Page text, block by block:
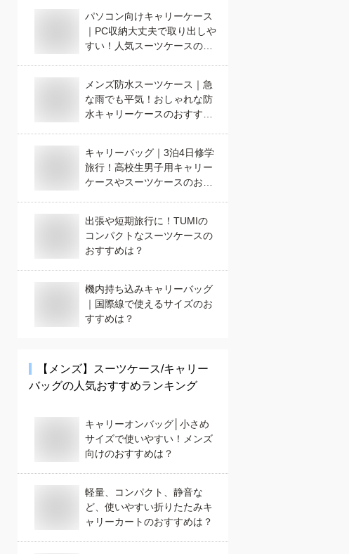
パソコン向けキャリーケース
｜PC収納大丈夫で取り出しや
すい！人気スーツケースのお
メンズ防水スーツケース｜急
な雨でも平気！おしゃれな防
水キャリーケースのおすすめ
キャリーバッグ｜3泊4日修学
旅行！高校生男子用キャリー
ケースやスーツケースのおす
出張や短期旅行に！TUMIの
コンパクトなスーツケースの
おすすめは？
機内持ち込みキャリーバッグ
｜国際線で使えるサイズのお
すすめは？
【メンズ】
スーツケース/キャリー
バッグの人気おすすめランキング
キャリーオンバッグ│小さめ
サイズで使いやすい！メンズ
向けのおすすめは？
軽量、コンパクト、静音な
ど、使いやすい折りたたみキ
ャリーカートのおすすめは？